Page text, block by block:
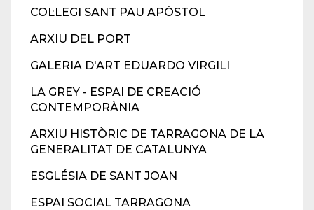
COL·LEGI SANT PAU APÒSTOL
ARXIU DEL PORT
GALERIA D'ART EDUARDO VIRGILI
LA GREY - ESPAI DE CREACIÓ
CONTEMPORÀNIA
ARXIU HISTÒRIC DE TARRAGONA DE LA
GENERALITAT DE CATALUNYA
ESGLÉSIA DE SANT JOAN
ESPAI SOCIAL TARRAGONA